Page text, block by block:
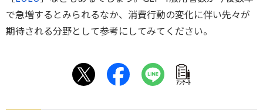
で急増するとみられるなか、消費行動の変化に伴い先々が
期待される分野として参考にしてみてください。
ｱﾝｹｰﾄ